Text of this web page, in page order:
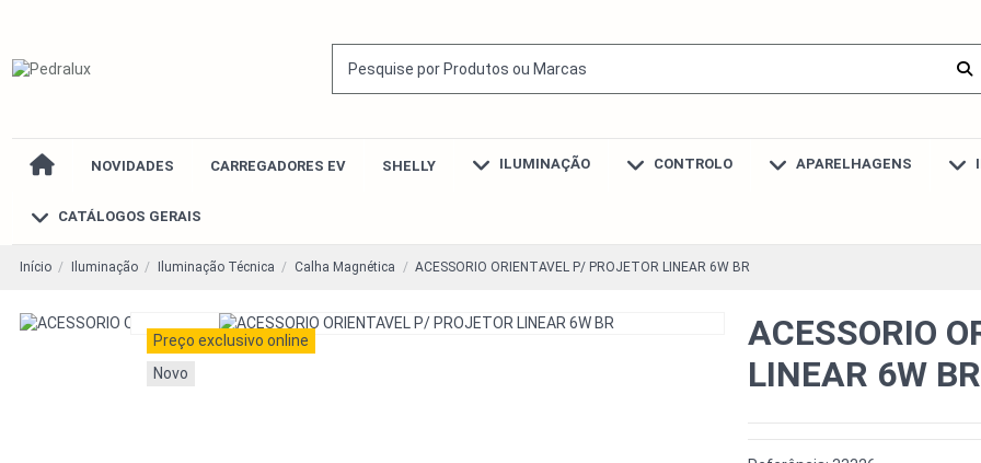
NOVIDADES CARREGADORES EV SHELLY ILUMINAÇÃO CONTROLO APARELHAGENS
CATÁLOGOS GERAIS
Início Iluminação Iluminação Técnica Calha Magnética ACESSORIO ORIENTAVEL P/ PROJETOR LINEAR 6W BR
Preço exclusivo online
Novo
ACESSORIO
LINEAR 6W BR